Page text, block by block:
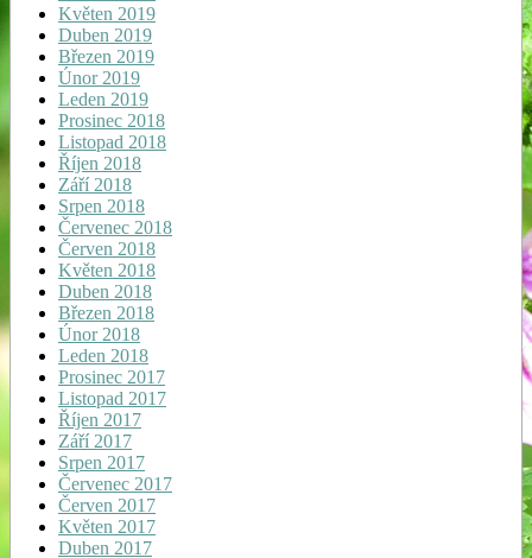
Květen 2019
Duben 2019
Březen 2019
Únor 2019
Leden 2019
Prosinec 2018
Listopad 2018
Říjen 2018
Září 2018
Srpen 2018
Červenec 2018
Červen 2018
Květen 2018
Duben 2018
Březen 2018
Únor 2018
Leden 2018
Prosinec 2017
Listopad 2017
Říjen 2017
Září 2017
Srpen 2017
Červenec 2017
Červen 2017
Květen 2017
Duben 2017